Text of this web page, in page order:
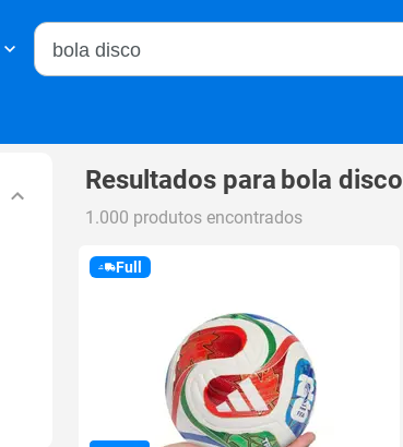
Buscar no Magalu
Resultados para bola disco
1.000 produtos encontrados
Full